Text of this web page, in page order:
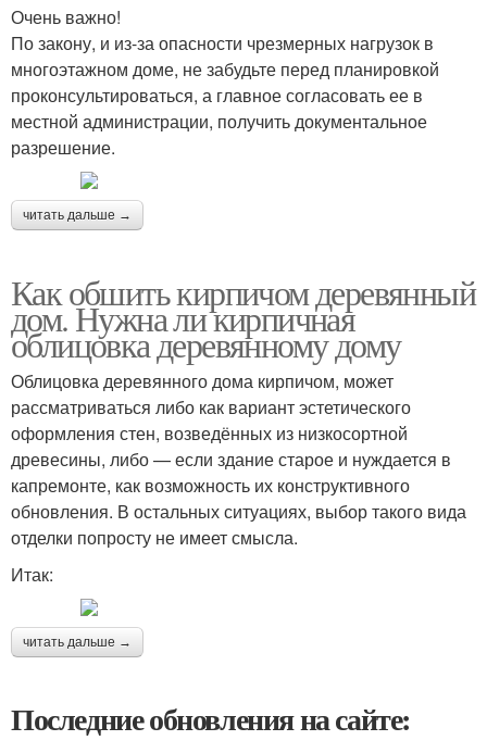
Очень важно!
По закону, и из-за опасности чрезмерных нагрузок в
многоэтажном доме, не забудьте перед планировкой
проконсультироваться, а главное согласовать ее в
местной администрации, получить документальное
разрешение.
читать дальше →
Как обшить кирпичом деревянный
дом. Нужна ли кирпичная
облицовка деревянному дому
Облицовка деревянного дома кирпичом, может
рассматриваться либо как вариант эстетического
оформления стен, возведённых из низкосортной
древесины, либо — если здание старое и нуждается в
капремонте, как возможность их конструктивного
обновления. В остальных ситуациях, выбор такого вида
отделки попросту не имеет смысла.
Итак:
читать дальше →
Последние обновления на сайте: